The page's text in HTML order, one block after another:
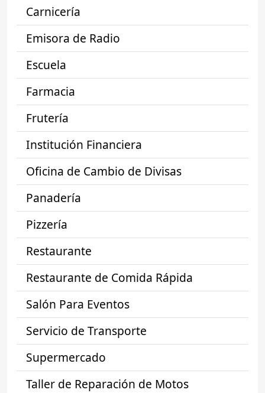
Carnicería
Emisora de Radio
Escuela
Farmacia
Frutería
Institución Financiera
Oficina de Cambio de Divisas
Panadería
Pizzería
Restaurante
Restaurante de Comida Rápida
Salón Para Eventos
Servicio de Transporte
Supermercado
Taller de Reparación de Motos